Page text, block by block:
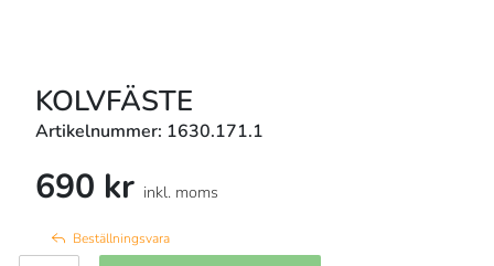
KOLVFÄSTE
Artikelnummer: 1630.171.1
690 kr inkl. moms
Beställningsvara